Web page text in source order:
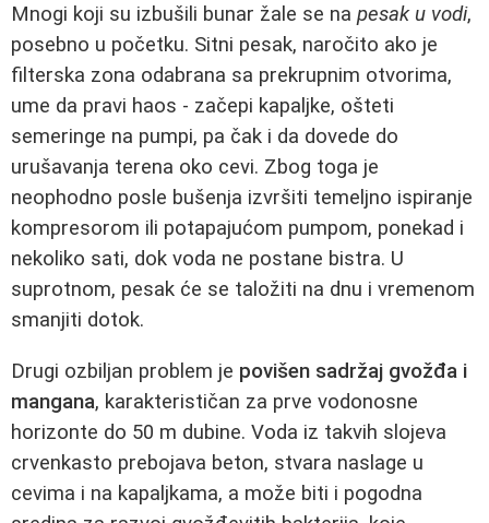
Mnogi koji su izbušili bunar žale se na pesak u vodi,
posebno u početku. Sitni pesak, naročito ako je
filterska zona odabrana sa prekrupnim otvorima,
ume da pravi haos - začepi kapaljke, ošteti
semeringe na pumpi, pa čak i da dovede do
urušavanja terena oko cevi. Zbog toga je
neophodno posle bušenja izvršiti temeljno ispiranje
kompresorom ili potapajućom pumpom, ponekad i
nekoliko sati, dok voda ne postane bistra. U
suprotnom, pesak će se taložiti na dnu i vremenom
smanjiti dotok.
Drugi ozbiljan problem je povišen sadržaj gvožđa i
mangana, karakterističan za prve vodonosne
horizonte do 50 m dubine. Voda iz takvih slojeva
crvenkasto prebojava beton, stvara naslage u
cevima i na kapaljkama, a može biti i pogodna